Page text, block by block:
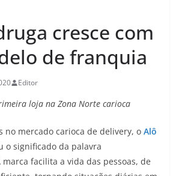
cresce com
de franquia
Editor
loja na Zona Norte carioca
no mercado carioca de delivery, o Alô
o significado da palavra
marca facilita a vida das pessoas, de